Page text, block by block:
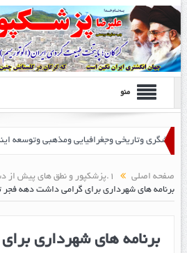
منو
صفحه اصلی
1.پزشکپور و نطق های پیش از دستور شورای شهر گرگان
برنامه های شهرداری برای گرامی داشت دهه
برنامه های شهرداری